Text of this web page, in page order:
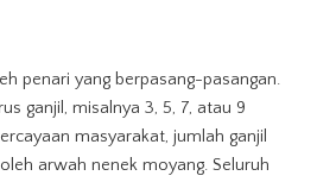
penari yang berpasang-pasangan.
ganjil, misalnya 3, 5, 7, atau 9
masyarakat, jumlah ganjil
arwah nenek moyang. Seluruh